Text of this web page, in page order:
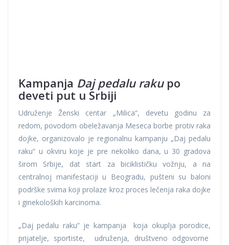
Kampanja Daj pedalu rakupo
deveti put u Srbiji
Udruženje Ženski centar „Milica“, devetu godinu za
redom, povodom obeležavanja Meseca borbe protiv raka
dojke, organizovalo je regionalnu kampanju „Daj pedalu
raku“ u okviru koje je pre nekoliko dana, u 30 gradova
širom Srbije, dat start za biciklističku vožnju, a na
centralnoj manifestaciji u Beogradu, pušteni su baloni
podrške svima koji prolaze kroz proces lečenja raka dojke
i ginekoloških karcinoma.
„Daj pedalu raku” je kampanja koja okuplja porodice,
prijatelje, sportiste, udruženja, društveno odgovorne